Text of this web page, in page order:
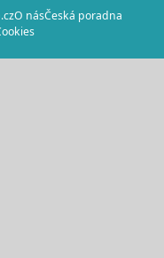
O násČeská poradna